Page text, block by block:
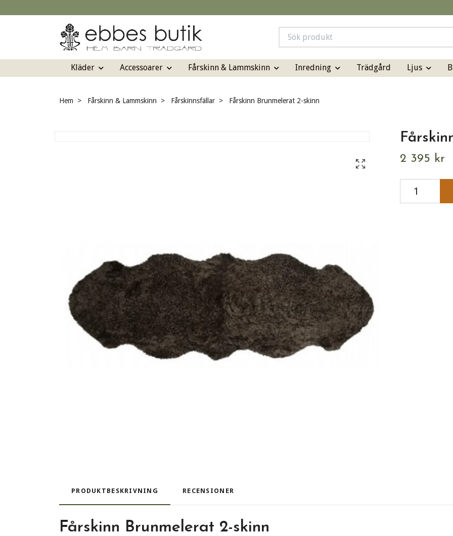
Kläder Accessoarer Fårskinn & Lammskinn Inredning Trädgård Ljus
Hem Fårskinn & Lammskinn Fårskinnsfällar Fårskinn Brunmelerat 2-skinn
2 395 kr
PRODUKTBESKRIVNING RECENSIONER
Fårskinn Brunmelerat 2-skinn